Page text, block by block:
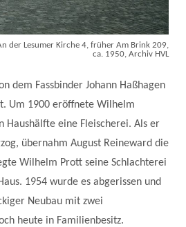
der Lesumer Kirche 4, früher Am Brink 209,
ca. 1950, Archiv HVL
dem Fassbinder Johann Haßhagen
Um 1900 eröffnete Wilhelm
Haushälfte eine Fleischerei. Als er
übernahm August Reineward die
Wilhelm Prott seine Schlachterei
1954 wurde es abgerissen und
Neubau mit zwei
heute in Familienbesitz.